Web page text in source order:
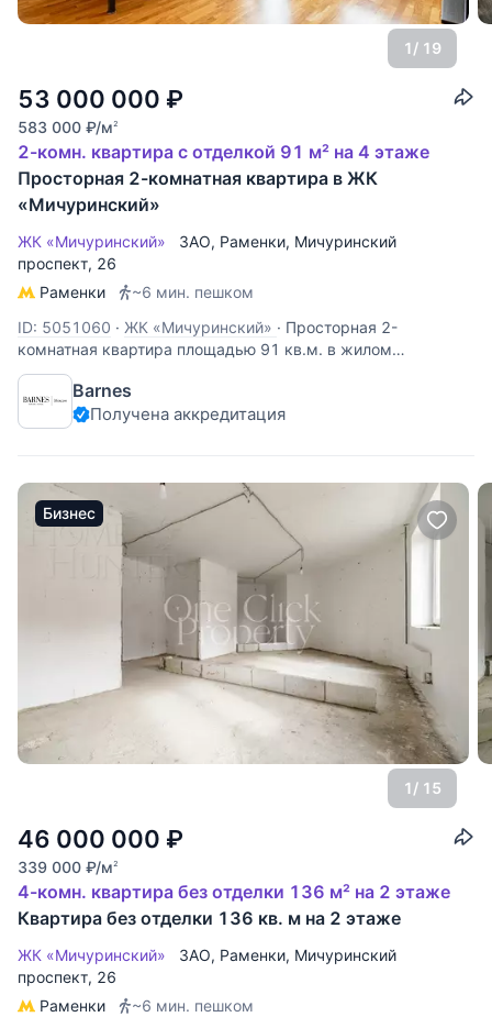
1/ 19
53 000 000 ₽
583 000 ₽/м2
2-комн. квартира с отделкой 91 м² на 4 этаже
Просторная 2-комнатная квартира в ЖК
«Мичуринский»
ЖК «Мичуринский» ЗАО, Раменки, Мичуринский
проспект, 26
Раменки
~6 мин. пешком
ID: 5051060 · ЖК «Мичуринский» · Просторная 2-
комнатная квартира площадью 91 кв.м. в жилом
комплексе «Мичуринский», расположенном в пешей
доступности от МГУ. Квартира с отделкой в современном
стиле. Функциональное планировочное решение: две
Barnes
Получена аккредитация
Бизнес
1/ 15
46 000 000 ₽
339 000 ₽/м2
4-комн. квартира без отделки 136 м² на 2 этаже
Квартира без отделки 136 кв. м на 2 этаже
ЖК «Мичуринский» ЗАО, Раменки, Мичуринский
проспект, 26
Раменки
~6 мин. пешком